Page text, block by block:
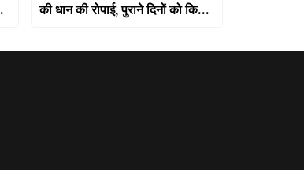
की धान की रोपाई, पुराने दिनों को किया